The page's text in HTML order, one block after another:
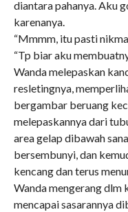
diantara pahanya. Aku
karenanya.
“Mmmm, itu pasti
“Tp biar aku
Wanda melepaskan
resletingnya,
bergambar beruang
melepaskannya dari
area gelap dibawah
bersembunyi, dan
kencang dan terus
Wanda mengerang dlm
mencapai sasarannya